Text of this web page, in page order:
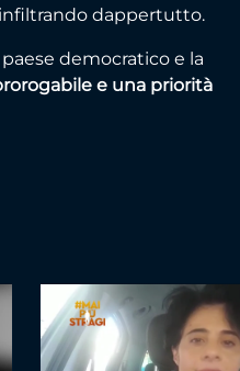
infiltrando dappertutto.
democratico e la
e una priorità